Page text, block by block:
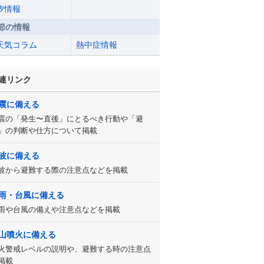
情報
の情報
気コラム
熱中症情報
リンク
に備える
の「発生〜直後」にとるべき行動や「避
の判断や仕方について掲載
に備える
から避難する際の注意点などを掲載
・台風に備える
や台風の備えや注意点などを掲載
噴火に備える
警戒レベルの説明や、避難する時の注意点
載